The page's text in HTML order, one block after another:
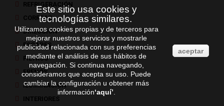
REFRIGERACIÓN
CORREAS
DIRECCIÓN
ESCAPES
FILTROS
FRENOS
ILUMINACIÓN
INTERIORES
Este sitio usa cookies y
tecnologías similares.
Utilizamos cookies propias y de terceros para
mejorar nuestros servicios y mostrarle
publicidad relacionada con sus preferencias
mediante el análisis de sus hábitos de
navegación. Si continua navegando,
consideramos que acepta su uso. Puede
cambiar la configuración u obtener más
información‘aquí’
aceptar